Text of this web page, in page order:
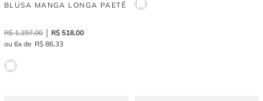
BLUSA MANGA LONGA PAETÊ
R$ 1.297,00 R$ 518,00
6
R$ 86,33